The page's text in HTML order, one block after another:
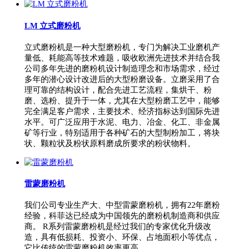
LM 立式磨粉机
立式磨粉机是一种大型磨粉机，专门为解决工业磨机产
量低、耗能高等技术难题，吸收欧洲先进技术并结合我
公司多年先进的磨粉机设计制造理念和市场需求，经过
多年的潜心设计改进后的大型粉磨设备。立磨采用了合
理可靠的结构设计，配合先进工艺流程，集烘干、粉
磨、选粉、提升于一体，尤其在大型粉磨工艺中，能够
完全满足客户需求，主要技术、经济指标达到国际先进
水平。可广泛应用于水泥、电力、冶金、化工、非金属
矿等行业，特别适用于各种矿石的大型制粉加工，将块
状、颗粒状及粉状原料磨成所要求的粉状物料。
雷蒙磨粉机
我们公司专业生产大、中型雷蒙磨粉机，拥有22年磨粉
经验，科菲达已经成为中国领先的磨粉机制造商和供应
商。 R系列雷蒙磨粉机是经过我们的专家优化升级改
造，具有低损耗、投资小、环保、占地面积小等优点，